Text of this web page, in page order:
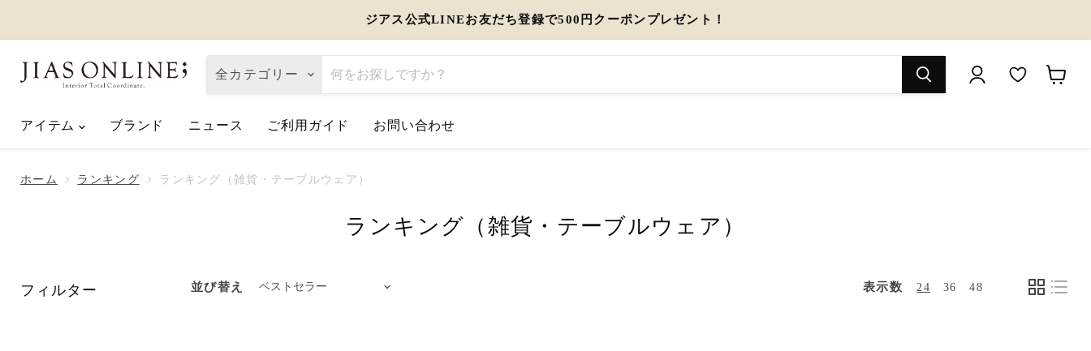
ジアス公式LINEお友だち登録で500円クーポンプレゼント！
全カテゴリー
アイテム ブランド ご利用ガイド お問い合わせ
ニュース
2026.07.10 夏季休業のお知らせ
【2026父の日】お父さんへ「ありがとう」を伝えるギフト特集
ホーム ランキング ランキング（雑貨・テーブルウェア）
ランキング（雑貨・テーブルウェア）
フィルター 並び替え 表示数 24 36 48